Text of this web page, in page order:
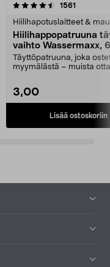
1561
Hiilihapotuslaitteet &
Hiilihappopatruuna
vaihto Wassermaxx,
Täyttöpatruuna, joka
myymälästä – muista
3,00
Lisää ostoskoriin
4.5viidestä